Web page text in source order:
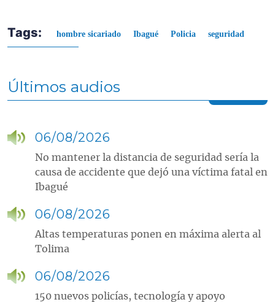
Tags: hombre sicariado Ibagué Policia seguridad
Últimos audios
06/08/2026
No mantener la distancia de seguridad sería la
causa de accidente que dejó una víctima fatal en
Ibagué
06/08/2026
Altas temperaturas ponen en máxima alerta al
Tolima
06/08/2026
150 nuevos policías, tecnología y apoyo